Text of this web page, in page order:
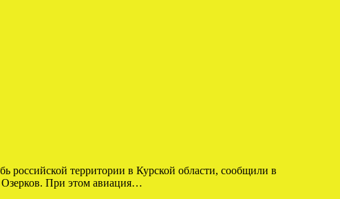
российской территории в Курской области, сообщили в
При этом авиация…